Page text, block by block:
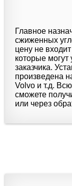
Главное
сжиженных
цену не
которые
заказчика.
произведена
Volvo и т.д.
сможете
или через